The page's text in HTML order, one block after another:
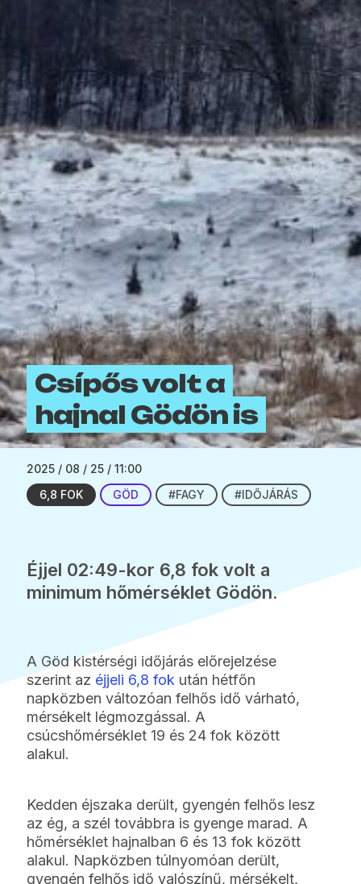
Csípős volt a
hajnal Gödön is
2025 / 08 / 25 / 11:00
6,8 FOK
GÖD #FAGY #IDŐJÁRÁS
Éjjel 02:49-kor 6,8 fok volt a
minimum hőmérséklet Gödön.
A Göd kistérségi időjárás előrejelzése
szerint az éjjeli 6,8 fok után hétfőn
napközben változóan felhős idő várható,
mérsékelt légmozgással. A
csúcshőmérséklet 19 és 24 fok között
alakul.
Kedden éjszaka derült, gyengén felhős lesz
az ég, a szél továbbra is gyenge marad. A
hőmérséklet hajnalban 6 és 13 fok között
alakul. Napközben túlnyomóan derült,
gyengén felhős idő valószínű, mérsékelt,